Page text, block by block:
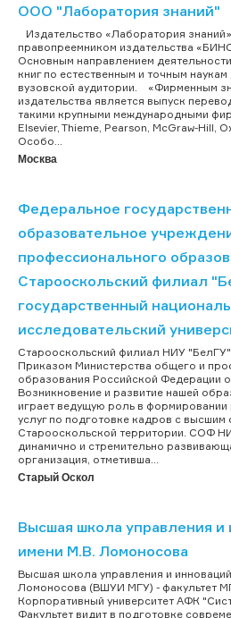
ООО "Лаборатория знаний"
Издательство «Лаборатория знаний»
правопреемником издательства
Основным направлением
книг по естественным и точным
вузовской аудитории. «Фирменным
издательства является выпуск
такими крупными международными
Elsevier, Thieme, Pearson, McGraw-Hill,
Особо...
Москва
Федеральное
образовательное
профессионального
Старооскольский филиал
государственный
исследовательский
Старооскольский филиал НИУ
Приказом Министерства общего и
образования Российской Федерации
Возникновение и развитие нашей
играет ведущую роль в
услуг по подготовке кадров с
Старооскольской территории. СОФ
динамично и стремительно
организация, отметивша...
Старый Оскол
Высшая школа управления
имени М.В. Ломоносова
Высшая школа управления и
Ломоносова (ВШУИ МГУ) - факультет
Корпоративный университет АФК
Факультет видит в подготовке